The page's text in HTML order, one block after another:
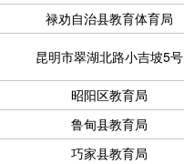
禄劝自治县教育体育局
昆明市翠湖北路小吉坡5号
昭阳区教育局
鲁甸县教育局
巧家县教育局